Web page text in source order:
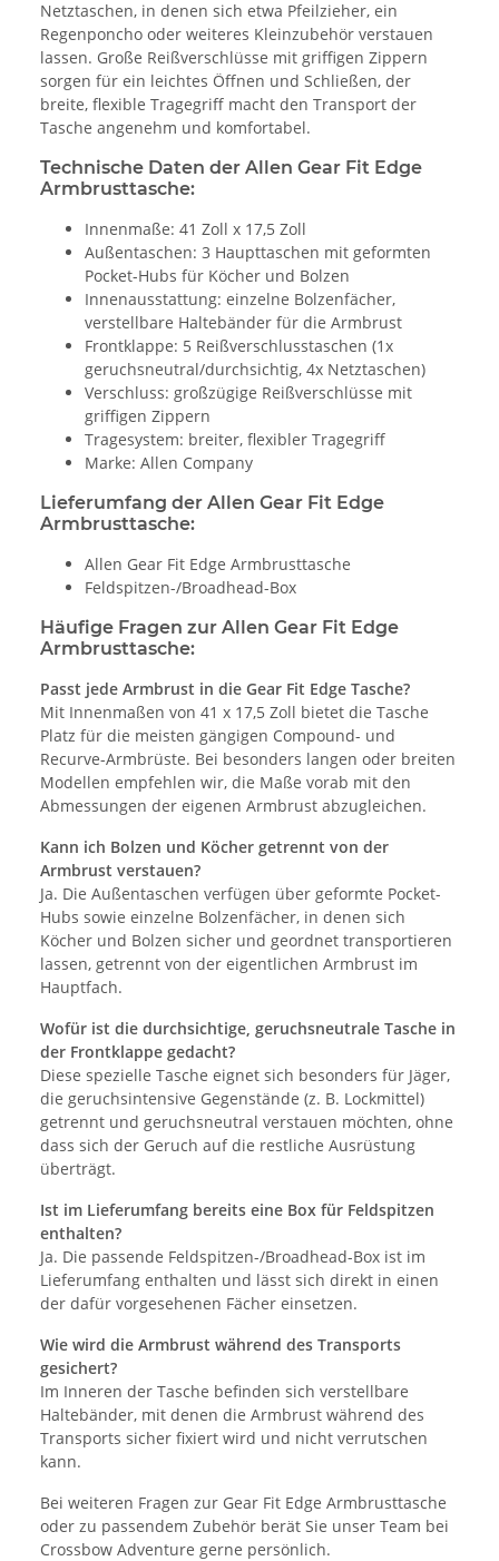
Netztaschen, in denen sich etwa Pfeilzieher, ein
Regenponcho oder weiteres Kleinzubehör verstauen
lassen. Große Reißverschlüsse mit griffigen Zippern
sorgen für ein leichtes Öffnen und Schließen, der
breite, flexible Tragegriff macht den Transport der
Tasche angenehm und komfortabel.
Technische Daten der Allen Gear Fit Edge
Armbrusttasche:
Innenmaße: 41 Zoll x 17,5 Zoll
Außentaschen: 3 Haupttaschen mit geformten
Pocket-Hubs für Köcher und Bolzen
Innenausstattung: einzelne Bolzenfächer,
verstellbare Haltebänder für die Armbrust
Frontklappe: 5 Reißverschlusstaschen (1x
geruchsneutral/durchsichtig, 4x Netztaschen)
Verschluss: großzügige Reißverschlüsse mit
griffigen Zippern
Tragesystem: breiter, flexibler Tragegriff
Marke: Allen Company
Lieferumfang der Allen Gear Fit Edge
Armbrusttasche:
Allen Gear Fit Edge Armbrusttasche
Feldspitzen-/Broadhead-Box
Häufige Fragen zur Allen Gear Fit Edge
Armbrusttasche:
Passt jede Armbrust in die Gear Fit Edge Tasche?
Mit Innenmaßen von 41 x 17,5 Zoll bietet die Tasche
Platz für die meisten gängigen Compound- und
Recurve-Armbrüste. Bei besonders langen oder breiten
Modellen empfehlen wir, die Maße vorab mit den
Abmessungen der eigenen Armbrust abzugleichen.
Kann ich Bolzen und Köcher getrennt von der
Armbrust verstauen?
Ja. Die Außentaschen verfügen über geformte Pocket-
Hubs sowie einzelne Bolzenfächer, in denen sich
Köcher und Bolzen sicher und geordnet transportieren
lassen, getrennt von der eigentlichen Armbrust im
Hauptfach.
Wofür ist die durchsichtige, geruchsneutrale Tasche in
der Frontklappe gedacht?
Diese spezielle Tasche eignet sich besonders für Jäger,
die geruchsintensive Gegenstände (z. B. Lockmittel)
getrennt und geruchsneutral verstauen möchten, ohne
dass sich der Geruch auf die restliche Ausrüstung
überträgt.
Ist im Lieferumfang bereits eine Box für Feldspitzen
enthalten?
Ja. Die passende Feldspitzen-/Broadhead-Box ist im
Lieferumfang enthalten und lässt sich direkt in einen
der dafür vorgesehenen Fächer einsetzen.
Wie wird die Armbrust während des Transports
gesichert?
Im Inneren der Tasche befinden sich verstellbare
Haltebänder, mit denen die Armbrust während des
Transports sicher fixiert wird und nicht verrutschen
kann.
Bei weiteren Fragen zur Gear Fit Edge Armbrusttasche
oder zu passendem Zubehör berät Sie unser Team bei
Crossbow Adventure gerne persönlich.